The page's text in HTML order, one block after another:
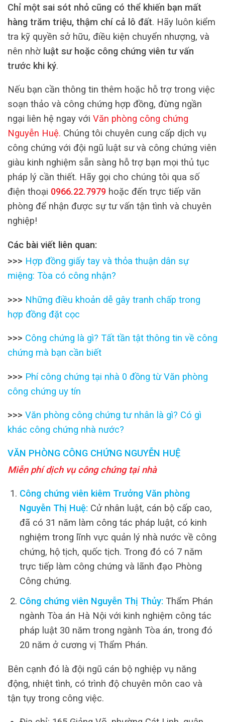
Chỉ một sai sót nhỏ cũng có thể khiến bạn mất
hàng trăm triệu, thậm chí cả lô đất. Hãy luôn kiểm
tra kỹ quyền sở hữu, điều kiện chuyển nhượng, và
nên nhờ luật sư hoặc công chứng viên tư vấn
trước khi ký.
Nếu bạn cần thông tin thêm hoặc hỗ trợ trong việc
soạn thảo và công chứng hợp đồng, đừng ngần
ngại liên hệ ngay với Văn phòng công chứng
Nguyễn Huệ. Chúng tôi chuyên cung cấp dịch vụ
công chứng với đội ngũ luật sư và công chứng viên
giàu kinh nghiệm sẵn sàng hỗ trợ bạn mọi thủ tục
pháp lý cần thiết. Hãy gọi cho chúng tôi qua số
điện thoại 0966.22.7979 hoặc đến trực tiếp văn
phòng để nhận được sự tư vấn tận tình và chuyên
nghiệp!
Các bài viết liên quan:
>>> Hợp đồng giấy tay và thỏa thuận dân sự
miệng: Tòa có công nhận?
>>> Những điều khoản dễ gây tranh chấp trong
hợp đồng đặt cọc
>>> Công chứng là gì? Tất tần tật thông tin về công
chứng mà bạn cần biết
>>> Phí công chứng tại nhà 0 đồng từ Văn phòng
công chứng uy tín
>>> Văn phòng công chứng tư nhân là gì? Có gì
khác công chứng nhà nước?
VĂN PHÒNG CÔNG CHỨNG NGUYỄN HUỆ
Miễn phí dịch vụ công chứng tại nhà
Công chứng viên kiêm Trưởng Văn phòng
Nguyễn Thị Huệ: Cử nhân luật, cán bộ cấp cao,
đã có 31 năm làm công tác pháp luật, có kinh
nghiệm trong lĩnh vực quản lý nhà nước về công
chứng, hộ tịch, quốc tịch. Trong đó có 7 năm
trực tiếp làm công chứng và lãnh đạo Phòng
Công chứng.
Công chứng viên Nguyễn Thị Thủy: Thẩm Phán
ngành Tòa án Hà Nội với kinh nghiệm công tác
pháp luật 30 năm trong ngành Tòa án, trong đó
20 năm ở cương vị Thẩm Phán.
Bên cạnh đó là đội ngũ cán bộ nghiệp vụ năng
động, nhiệt tình, có trình độ chuyên môn cao và
tận tụy trong công việc.